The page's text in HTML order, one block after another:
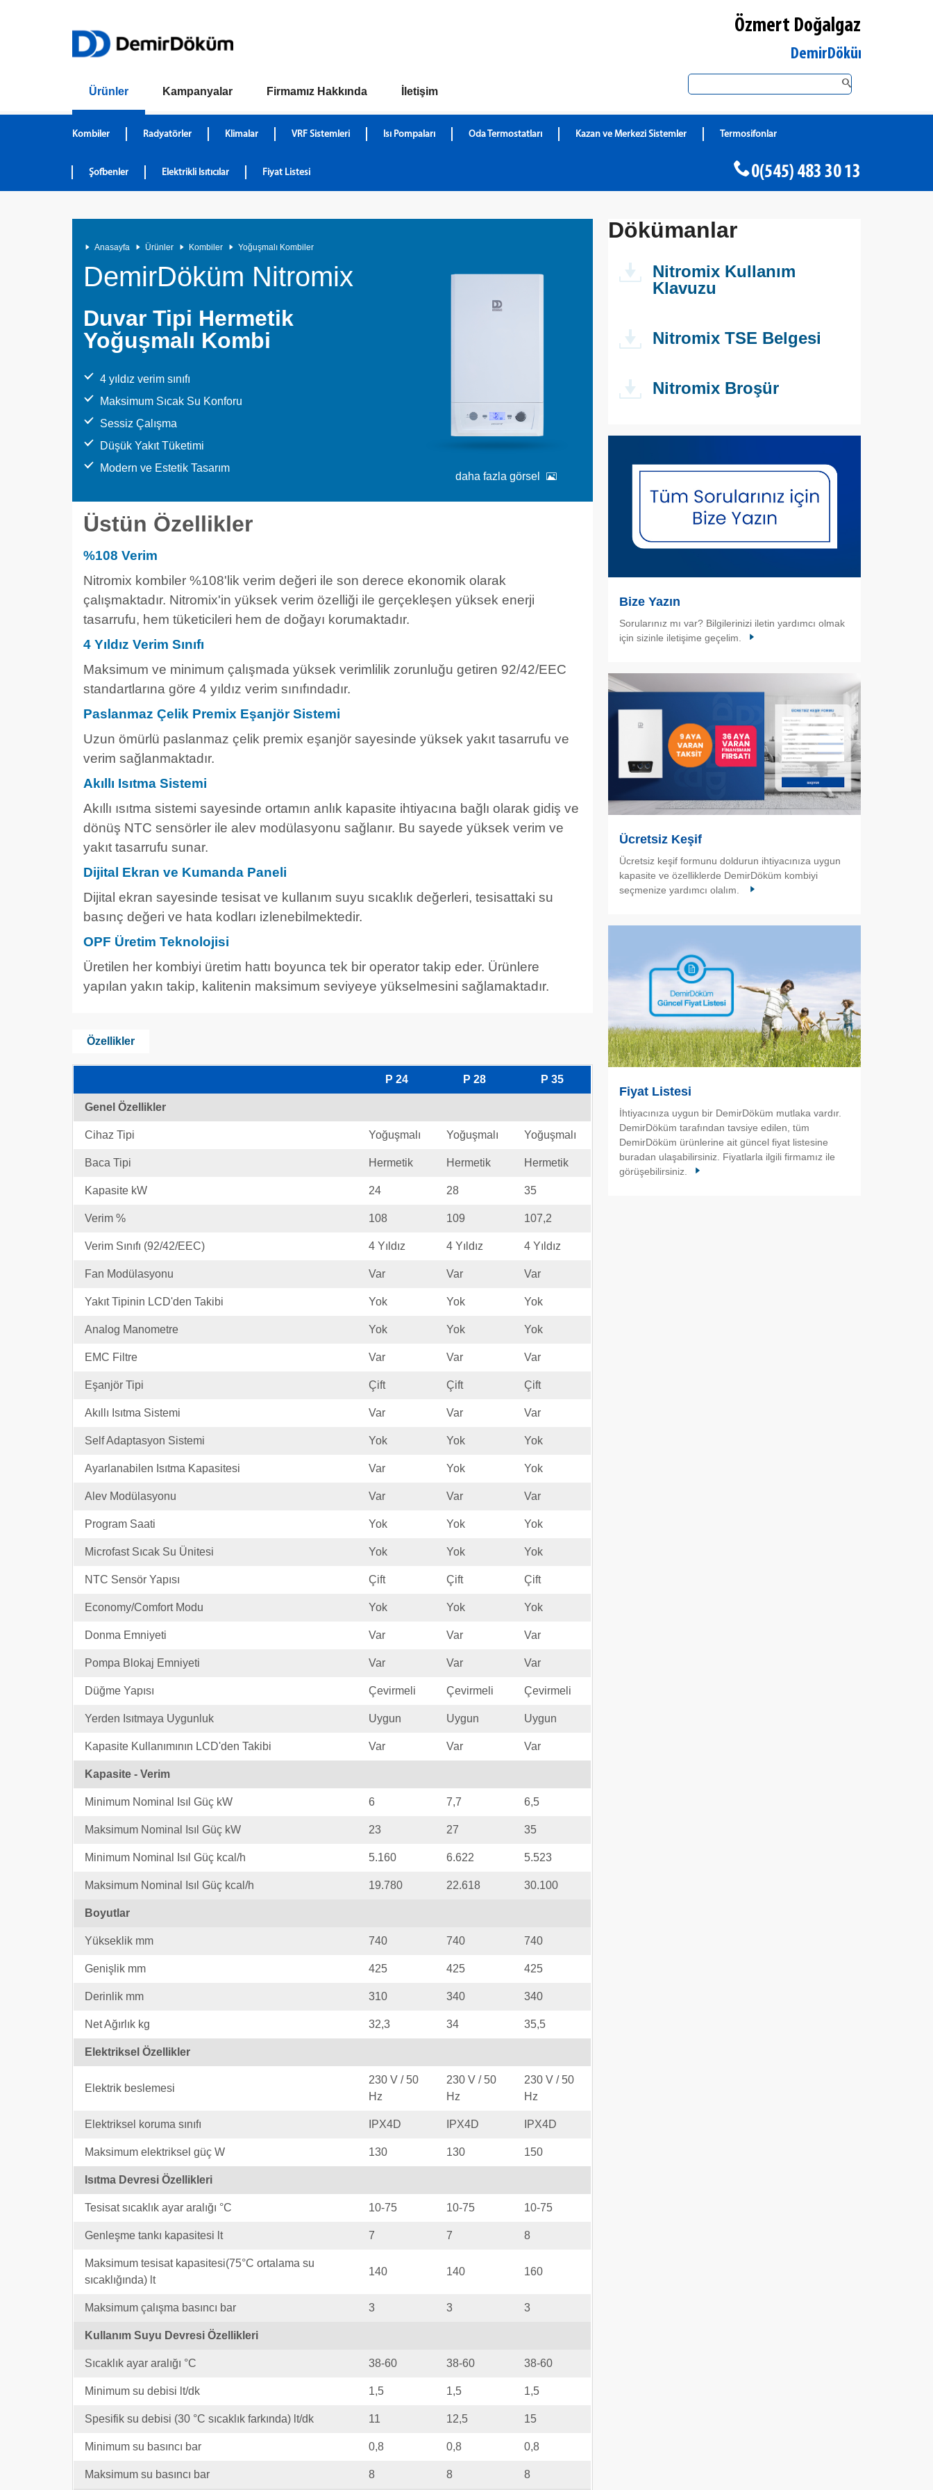
Özmert Doğalgaz
Düzce Merkez DemirDöküm Yetkili Satıcı
Ürünler
Kombiler Radyatörler Klimalar VRF Sistemleri Isı Pompaları Oda Termostatları Kazan ve Merkezi Sistemler Termosifonlar
Şofbenler Elektrikli Isıtıcılar Fiyat Listesi 0(545) 483 30 13
Kampanyalar Firmamız Hakkında İletişim
Anasayfa Ürünler Kombiler Yoğuşmalı Kombiler
DemirDöküm Nitromix
daha fazla görsel
Duvar Tipi Hermetik
Yoğuşmalı Kombi
4 yıldız verim sınıfı
Maksimum Sıcak Su Konforu
Sessiz Çalışma
Düşük Yakıt Tüketimi
Modern ve Estetik Tasarım
Üstün Özellikler
%108 Verim
Nitromix kombiler %108'lik verim değeri ile son derece ekonomik olarak
çalışmaktadır. Nitromix'in yüksek verim özelliği ile gerçekleşen yüksek enerji
tasarrufu, hem tüketicileri hem de doğayı korumaktadır.
4 Yıldız Verim Sınıfı
Maksimum ve minimum çalışmada yüksek verimlilik zorunluğu getiren 92/42/EEC
standartlarına göre 4 yıldız verim sınıfındadır.
Paslanmaz Çelik Premix Eşanjör Sistemi
Uzun ömürlü paslanmaz çelik premix eşanjör sayesinde yüksek yakıt tasarrufu ve
verim sağlanmaktadır.
Akıllı Isıtma Sistemi
Akıllı ısıtma sistemi sayesinde ortamın anlık kapasite ihtiyacına bağlı olarak gidiş ve
dönüş NTC sensörler ile alev modülasyonu sağlanır. Bu sayede yüksek verim ve
yakıt tasarrufu sunar.
Dijital Ekran ve Kumanda Paneli
Dijital ekran sayesinde tesisat ve kullanım suyu sıcaklık değerleri, tesisattaki su
basınç değeri ve hata kodları izlenebilmektedir.
OPF Üretim Teknolojisi
Üretilen her kombiyi üretim hattı boyunca tek bir operator takip eder. Ürünlere
yapılan yakın takip, kalitenin maksimum seviyeye yükselmesini sağlamaktadır.
Özellikler
P 24 P 28 P 35
Genel Özellikler
Cihaz Tipi Yoğuşmalı Yoğuşmalı Yoğuşmalı
Baca Tipi Hermetik Hermetik Hermetik
Kapasite kW 24 28 35
Verim % 108 109 107,2
Verim Sınıfı (92/42/EEC) 4 Yıldız 4 Yıldız 4 Yıldız
Fan Modülasyonu Var Var Var
Yakıt Tipinin LCD'den Takibi Yok Yok Yok
Analog Manometre Yok Yok Yok
EMC Filtre Var Var Var
Eşanjör Tipi Çift Çift Çift
Akıllı Isıtma Sistemi Var Var Var
Self Adaptasyon Sistemi Yok Yok Yok
Ayarlanabilen Isıtma Kapasitesi Var Yok Yok
Alev Modülasyonu Var Var Var
Program Saati Yok Yok Yok
Microfast Sıcak Su Ünitesi Yok Yok Yok
NTC Sensör Yapısı Çift Çift Çift
Economy/Comfort Modu Yok Yok Yok
Donma Emniyeti Var Var Var
Pompa Blokaj Emniyeti Var Var Var
Düğme Yapısı Çevirmeli Çevirmeli Çevirmeli
Yerden Isıtmaya Uygunluk Uygun Uygun Uygun
Kapasite Kullanımının LCD'den Takibi Var Var Var
Kapasite - Verim
Minimum Nominal Isıl Güç kW 6 7,7 6,5
Maksimum Nominal Isıl Güç kW 23 27 35
Minimum Nominal Isıl Güç kcal/h 5.160 6.622 5.523
Maksimum Nominal Isıl Güç kcal/h 19.780 22.618 30.100
Boyutlar
Yükseklik mm 740 740 740
Genişlik mm 425 425 425
Derinlik mm 310 340 340
Net Ağırlık kg 32,3 34 35,5
Elektriksel Özellikler
Elektrik beslemesi
230 V / 50
Hz
230 V / 50
Hz
230 V / 50
Hz
Elektriksel koruma sınıfı IPX4D IPX4D IPX4D
Maksimum elektriksel güç W 130 130 150
Isıtma Devresi Özellikleri
Tesisat sıcaklık ayar aralığı °C 10-75 10-75 10-75
Genleşme tankı kapasitesi lt 7 7 8
Maksimum tesisat kapasitesi(75°C ortalama su
sıcaklığında) lt
140 140 160
Maksimum çalışma basıncı bar 3 3 3
Kullanım Suyu Devresi Özellikleri
Sıcaklık ayar aralığı °C 38-60 38-60 38-60
Minimum su debisi lt/dk 1,5 1,5 1,5
Spesifik su debisi (30 °C sıcaklık farkında) lt/dk 11 12,5 15
Minimum su basıncı bar 0,8 0,8 0,8
Maksimum su basıncı bar 8 8 8
Dökümanlar
Nitromix Kullanım
Klavuzu
Nitromix TSE Belgesi
Nitromix Broşür
Bize Yazın
Sorularınız mı var? Bilgilerinizi iletin yardımcı olmak
için sizinle iletişime geçelim.
Ücretsiz Keşif
Ücretsiz keşif formunu doldurun ihtiyacınıza uygun
kapasite ve özelliklerde DemirDöküm kombiyi
seçmenize yardımcı olalım.
Fiyat Listesi
İhtiyacınıza uygun bir DemirDöküm mutlaka vardır.
DemirDöküm tarafından tavsiye edilen, tüm
DemirDöküm ürünlerine ait güncel fiyat listesine
buradan ulaşabilirsiniz. Fiyatlarla ilgili firmamız ile
görüşebilirsiniz.